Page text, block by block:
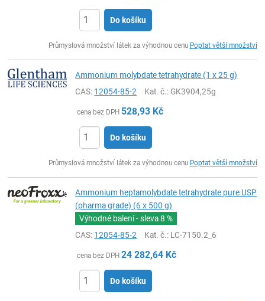
Do košíku
Průmyslová množství látek za výhodnou cenu Poptat větší množství
Ammonium molybdate tetrahydrate (1 x 25 g)
CAS: 12054-85-2 Kat. č.: GK3904,25g
cena bez DPH 528,93 Kč
Do košíku
Průmyslová množství látek za výhodnou cenu Poptat větší množství
Ammonium heptamolybdate tetrahydrate pure USP
(pharma grade) (6 x 500 g)
Výhodné balení - sleva8 %
CAS: 12054-85-2 Kat. č.: LC-7150.2_6
cena bez DPH 24 282,64 Kč
Do košíku